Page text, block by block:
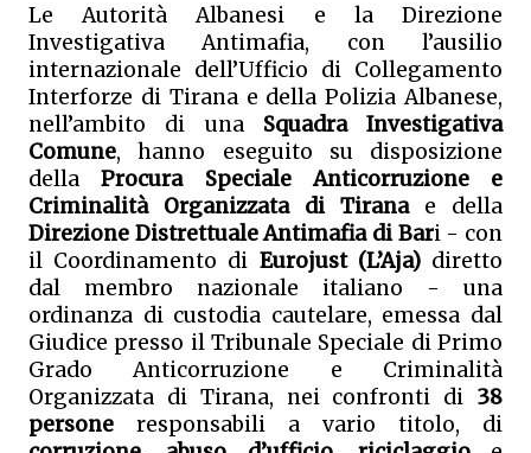
Le Autorità Albanesi e la Direzione
Investigativa Antimafia, con l’ausilio
internazionale dell’Ufficio di Collegamento
Interforze di Tirana e della Polizia Albanese,
nell’ambito di una Squadra Investigativa
Comune, hanno eseguito su disposizione
della Procura Speciale Anticorruzione e
Criminalità Organizzata di Tirana e della
Direzione Distrettuale Antimafia di Bari - con
il Coordinamento di Eurojust (L’Aja) diretto
dal membro nazionale italiano - una
ordinanza di custodia cautelare, emessa dal
Giudice presso il Tribunale Speciale di Primo
Grado Anticorruzione e Criminalità
Organizzata di Tirana, nei confronti di 38
persone